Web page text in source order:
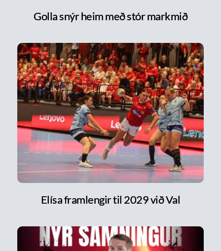
Golla snýr heim með stór markmið
Elísa framlengir til 2029 við Val